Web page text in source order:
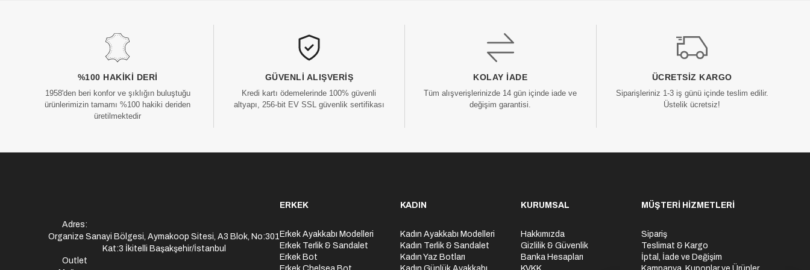
%100 HAKIKI DERI
1958'den beri konfor ve şıklığın buluştuğu
ürünlerimizin tamamı %100 hakiki deriden
üretilmektedir
GÜVENLI ALIŞVERIŞ
Kredi kartı ödemelerinde 100% güvenli
altyapı, 256-bit EV SSL güvenlik sertifikası
KOLAY İADE
Tüm alışverişlerinizde 14 gün içinde iade ve
değişim garantisi.
ÜCRETSIZ KARGO
Siparişleriniz 1-3 iş günü içinde teslim edilir.
Üstelik ücretsiz!
Adres:
Organize Sanayi Bölgesi, Aymakoop Sitesi, A3 Blok, No:301
Kat:3 İkitelli Başakşehir/İstanbul
Outlet
ERKEK
Erkek Ayakkabı Modelleri
Erkek Terlik & Sandalet
Erkek Bot
KADIN
Kadın Ayakkabı Modelleri
Kadın Terlik & Sandalet
Kadın Yaz Botları
KURUMSAL
Hakkımızda
Gizlilik & Güvenlik
Banka Hesapları
MÜŞTERİ HİZMETLERİ
Sipariş
Teslimat & Kargo
İptal, İade ve Değişim